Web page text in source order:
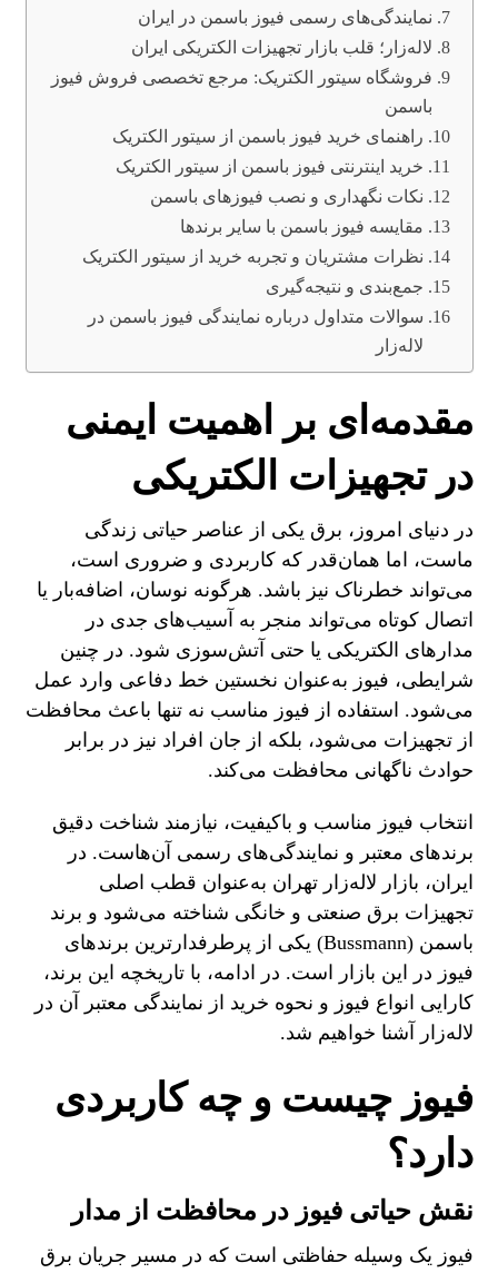
نمایندگی‌های رسمی فیوز باسمن در ایران
لاله‌زار؛ قلب بازار تجهیزات الکتریکی ایران
فروشگاه سیتور الکتریک: مرجع تخصصی فروش فیوز
باسمن
راهنمای خرید فیوز باسمن از سیتور الکتریک
خرید اینترنتی فیوز باسمن از سیتور الکتریک
نکات نگهداری و نصب فیوزهای باسمن
مقایسه فیوز باسمن با سایر برندها
نظرات مشتریان و تجربه خرید از سیتور الکتریک
جمع‌بندی و نتیجه‌گیری
سوالات متداول درباره نمایندگی فیوز باسمن در
لاله‌زار
مقدمه‌ای بر اهمیت ایمنی
در تجهیزات الکتریکی
در دنیای امروز، برق یکی از عناصر حیاتی زندگی
ماست، اما همان‌قدر که کاربردی و ضروری است،
می‌تواند خطرناک نیز باشد. هرگونه نوسان، اضافه‌بار یا
اتصال کوتاه می‌تواند منجر به آسیب‌های جدی در
مدارهای الکتریکی یا حتی آتش‌سوزی شود. در چنین
شرایطی، فیوز به‌عنوان نخستین خط دفاعی وارد عمل
می‌شود. استفاده از فیوز مناسب نه تنها باعث محافظت
از تجهیزات می‌شود، بلکه از جان افراد نیز در برابر
حوادث ناگهانی محافظت می‌کند.
انتخاب فیوز مناسب و باکیفیت، نیازمند شناخت دقیق
برندهای معتبر و نمایندگی‌های رسمی آن‌هاست. در
ایران، بازار لاله‌زار تهران به‌عنوان قطب اصلی
تجهیزات برق صنعتی و خانگی شناخته می‌شود و برند
باسمن (Bussmann) یکی از پرطرفدارترین برندهای
فیوز در این بازار است. در ادامه، با تاریخچه این برند،
کارایی انواع فیوز و نحوه خرید از نمایندگی معتبر آن در
لاله‌زار آشنا خواهیم شد.
فیوز چیست و چه کاربردی
دارد؟
نقش حیاتی فیوز در محافظت از مدار
فیوز یک وسیله حفاظتی است که در مسیر جریان برق